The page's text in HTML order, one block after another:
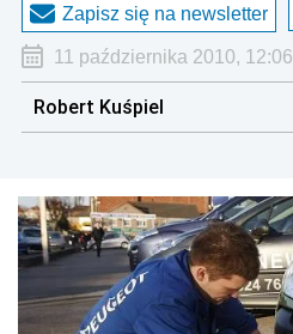
Zapisz się na newsletter
11 października 2010, 12:06
Robert Kuśpiel